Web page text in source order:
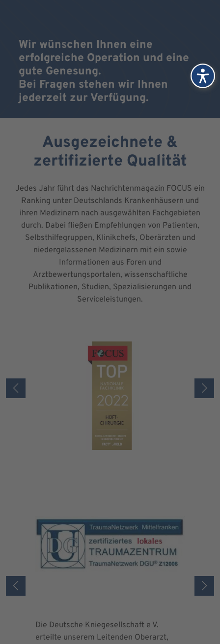
Wir wünschen Ihnen eine
erfolgreiche Operation und eine
gute Genesung.
Bei Fragen stehen wir Ihnen
jederzeit zur Verfügung.
Ausgezeichnete &
zertifizierte Qualität
Jedes Jahr führt das Nachrichtenmagazin FOCUS ein
Ranking unter Deutschlands Krankenhäusern und
ihren Medizinern nach ausgewählten Fachgebieten
durch. Dabei fließen Empfehlungen von Patienten,
Selbsthilfegruppen, Klinikchefs, Oberärzten und
niedergelassenen Medizinern mit ein sowie
Informationen aus Foren und
Arztbewertungsportalen, wissenschaftliche
Publikationen, Studien, Spezialisierungen und
Serviceleistungen.
Die Deutsche Kniegesellschaft e V.
erteilte unserem Leitenden Oberarzt,